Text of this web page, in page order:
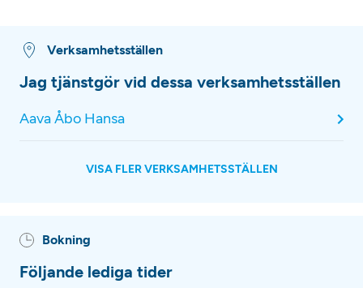
Verksamhetsställen
Jag tjänstgör vid dessa verksamhetsställen
Aava Åbo Hansa
VISA FLER VERKSAMHETSSTÄLLEN
Bokning
Följande lediga tider